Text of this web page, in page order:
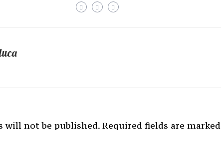
will not be published. Required fields are marked